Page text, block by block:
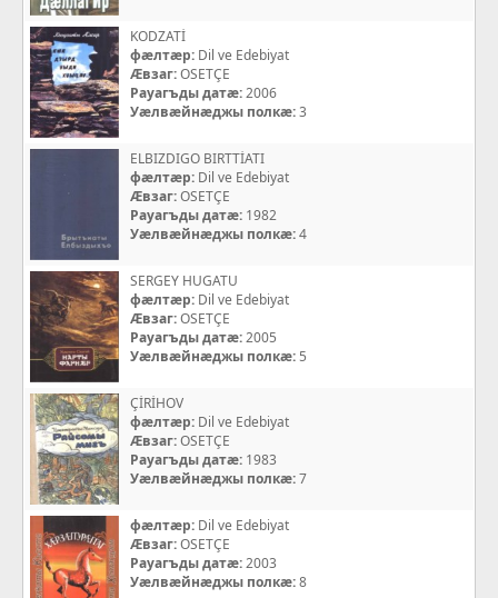
KODZATİ
фæлтæр: Dil ve Edebiyat
Æвзаг:OSETÇE
Рауагъды датæ:2006
Уæлвæйнæджы полкæ:3
ELBIZDIGO BIRTTİATI
фæлтæр: Dil ve Edebiyat
Æвзаг:OSETÇE
Рауагъды датæ: 1982
Уæлвæйнæджы полкæ:4
SERGEY HUGATU
фæлтæр: Dil ve Edebiyat
Æвзаг:OSETÇE
Рауагъды датæ:2005
Уæлвæйнæджы полкæ: 5
ÇİRİHOV
фæлтæр: Dil ve Edebiyat
Æвзаг:OSETÇE
Рауагъды датæ: 1983
Уæлвæйнæджы полкæ:7
фæлтæр: Dil ve Edebiyat
Æвзаг:OSETÇE
Рауагъды датæ:2003
Уæлвæйнæджы полкæ:8